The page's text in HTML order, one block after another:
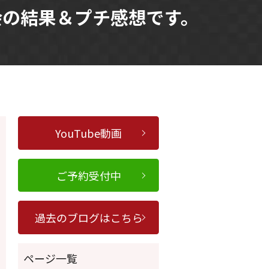
結果＆プチ感想です。
YouTube動画
ご予約受付中
過去のブログはこちら